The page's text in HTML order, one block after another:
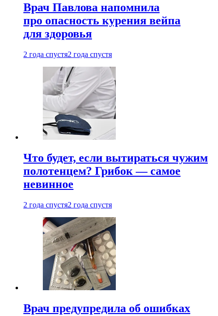
Врач Павлова напомнила
про опасность курения вейпа
для здоровья
2 года спустя2 года спустя
Что будет, если вытираться чужим
полотенцем? Грибок — самое
невинное
2 года спустя2 года спустя
Врач предупредила об ошибках